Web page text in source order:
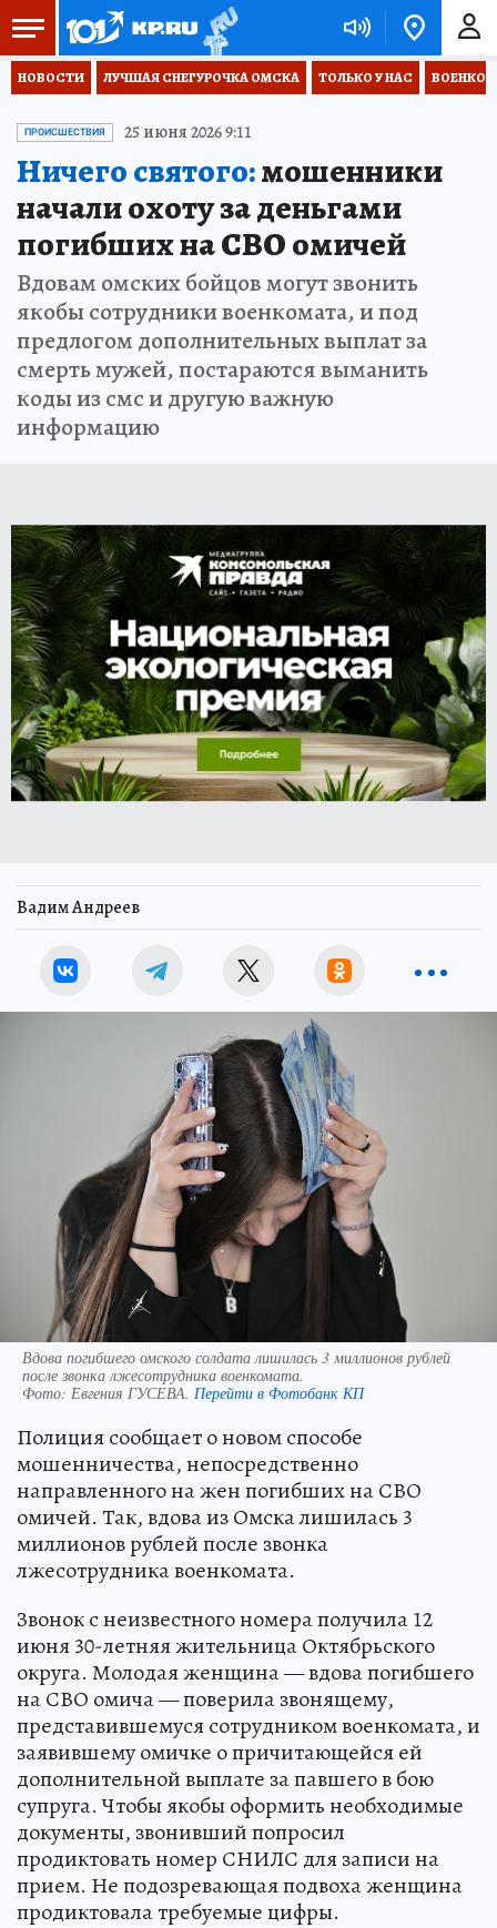
НОВОСТИ ЛУЧШАЯ СНЕГУРОЧКА ОМСКА ТОЛЬКО У НАС
ПРОИСШЕСТВИЯ 25 июня 2026 9:11
Ничего святого:мошенники
начали охоту за деньгами
погибших на СВО омичей
Вдовам омских бойцов могут звонить
якобы сотрудники военкомата, и под
предлогом дополнительных выплат за
смерть мужей, постараются выманить
коды из смс и другую важную
информацию
Вадим Андреев
Вдова погибшего омского солдата лишилась 3 миллионов рублей
после звонка лжесотрудника военкомата.
Фото: Евгения ГУСЕВА. Перейти в Фотобанк КП
Полиция сообщает о новом способе
мошенничества, непосредственно
направленного на жен погибших на СВО
омичей. Так, вдова из Омска лишилась 3
миллионов рублей после звонка
лжесотрудника военкомата.
Звонок с неизвестного номера получила 12
июня 30-летняя жительница Октябрьского
округа. Молодая женщина — вдова погибшего
на СВО омича — поверила звонящему,
представившемуся сотрудником военкомата, и
заявившему омичке о причитающейся ей
дополнительной выплате за павшего в бою
супруга. Чтобы якобы оформить необходимые
документы, звонивший попросил
продиктовать номер СНИЛС для записи на
прием. Не подозревающая подвоха женщина
продиктовала требуемые цифры.